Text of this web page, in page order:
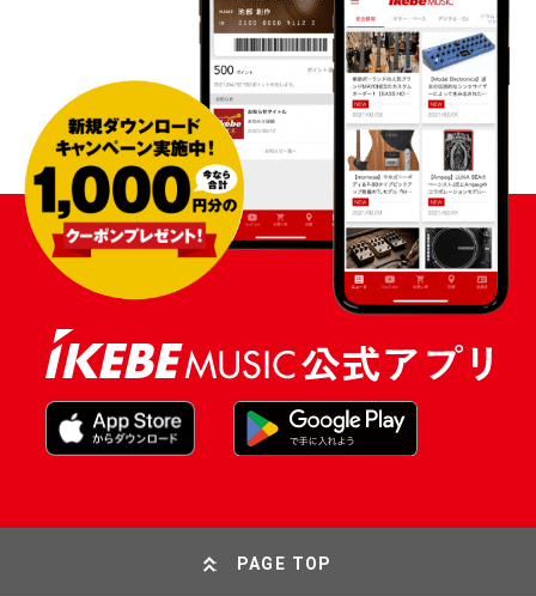
PAGE TOP